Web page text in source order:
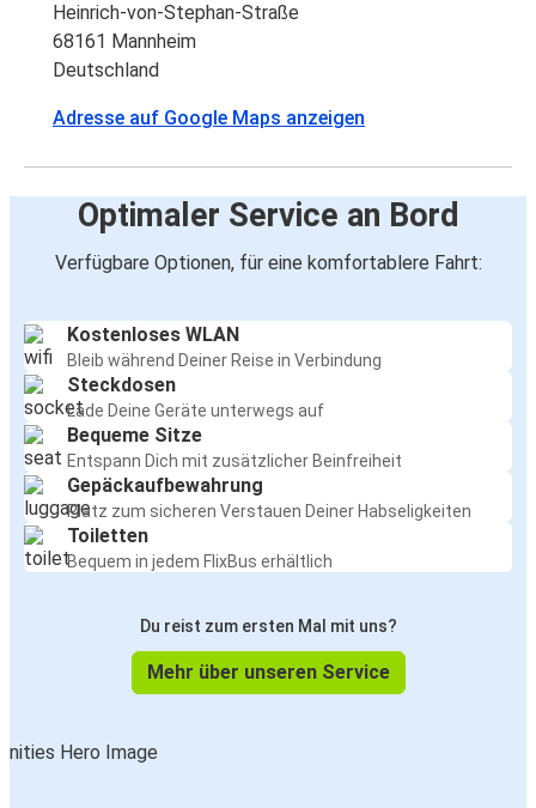
Heinrich-von-Stephan-Straße
68161 Mannheim
Deutschland
Adresse auf Google Maps anzeigen
Optimaler Service an Bord
Verfügbare Optionen, für eine komfortablere Fahrt:
Kostenloses WLAN
Bleib während Deiner Reise in Verbindung
Steckdosen
Lade Deine Geräte unterwegs auf
Bequeme Sitze
Entspann Dich mit zusätzlicher Beinfreiheit
Gepäckaufbewahrung
Platz zum sicheren Verstauen Deiner Habseligkeiten
Toiletten
Bequem in jedem FlixBus erhältlich
Du reist zum ersten Mal mit uns?
Mehr über unseren Service